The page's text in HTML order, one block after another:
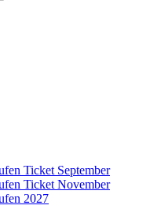
Ticket September
Ticket November
2027